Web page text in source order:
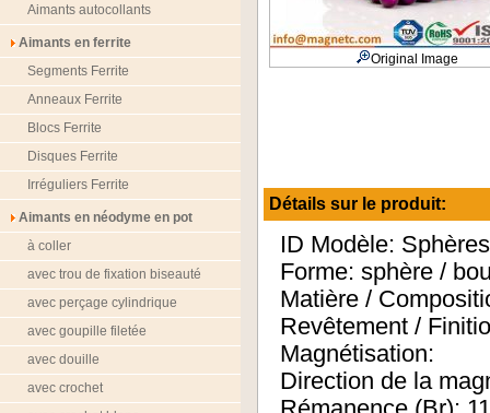
Aimants autocollants
Aimants en ferrite
Segments Ferrite
Anneaux Ferrite
Blocs Ferrite
Disques Ferrite
Irréguliers Ferrite
Aimants en néodyme en pot
à coller
avec trou de fixation biseauté
avec perçage cylindrique
avec goupille filetée
avec douille
avec crochet
Original Image
Détails sur le produit:
ID Modèle:
Forme: sphère /
Matière /
Revêtement /
Magnétisation:
Direction de la